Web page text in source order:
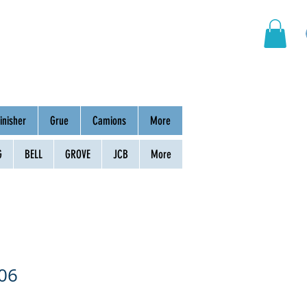
Grue Camions More
BELL GROVE JCB More